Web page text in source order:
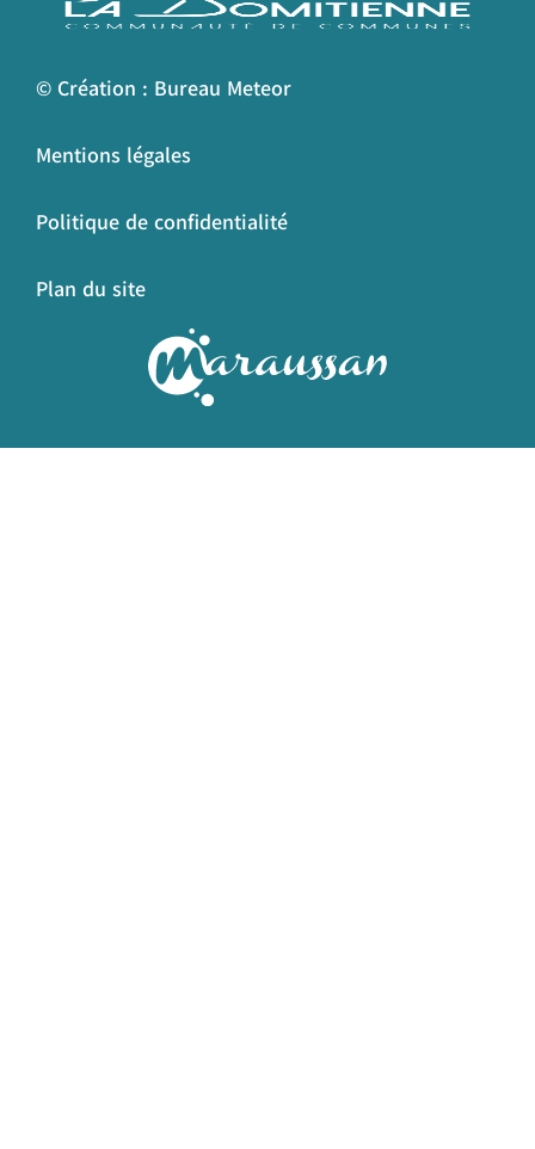
© Création : Bureau Meteor
Mentions légales
Politique de confidentialité
Plan du site